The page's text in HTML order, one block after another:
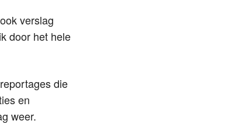
verslag
door het hele
die
en
weer.